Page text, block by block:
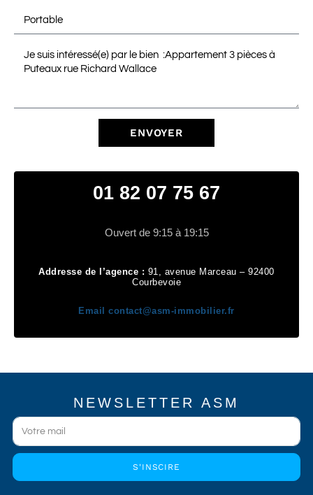
ENVOYER
01 82 07 75 67
Ouvert de 9:15 à 19:15
Addresse de l’agence : 91, avenue Marceau – 92400
Courbevoie
Emailcontact@asm-immobilier.fr
NEWSLETTER ASM
S'INSCIRE